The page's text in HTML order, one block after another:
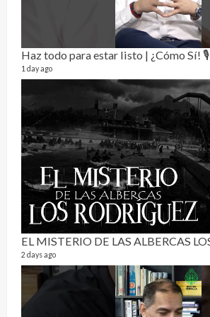
Haz todo para estar listo | ¿Cómo Sí! 🎙️
1 day ago
2 days ago